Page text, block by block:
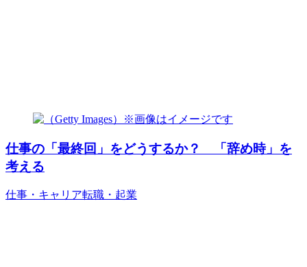
仕事の「最終回」をどうするか？ 「辞め時」を
考える
仕事・キャリア転職・起業